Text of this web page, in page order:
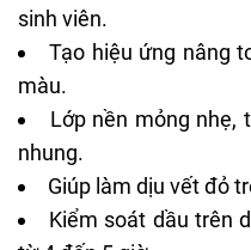
sinh viên.
Tạo hiệu ứng nâng
màu.
Lớp nền mỏng nhẹ,
nhung.
Giúp làm dịu vết đỏ
Kiểm soát dầu trên